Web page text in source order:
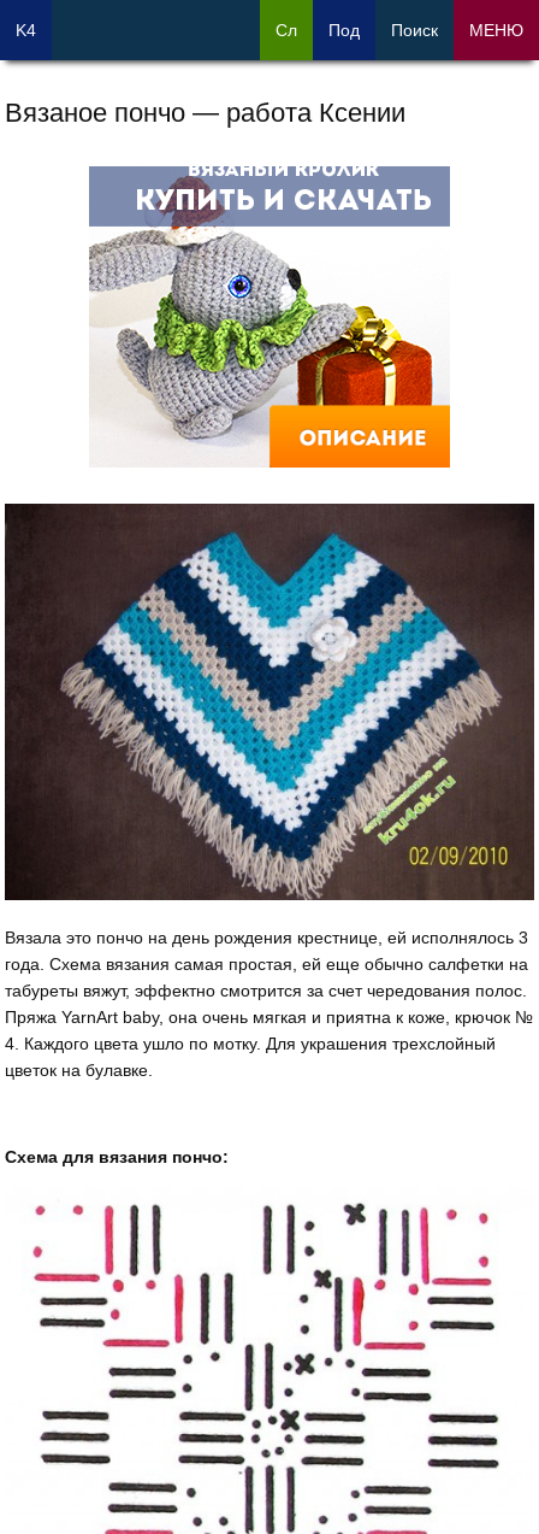
Вязаное пончо — работа Ксении
Вязала это пончо на день рождения крестнице, ей исполнялось 3
года. Схема вязания самая простая, ей еще обычно салфетки на
табуреты вяжут, эффектно смотрится за счет чередования полос.
Пряжа YarnArt baby, она очень мягкая и приятна к коже, крючок №
4. Каждого цвета ушло по мотку. Для украшения трехслойный
цветок на булавке.
Схема для вязания пончо:
K4 Сл Под Поиск МЕНЮ